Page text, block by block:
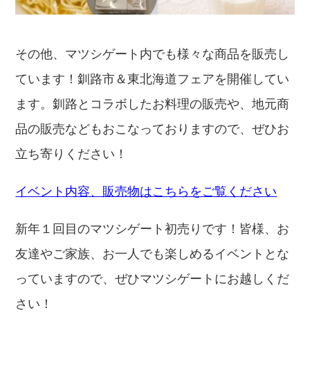
その他、マツシゲート内でも様々な商品を販売し
ています！釧路市＆東北海道フェアを開催してい
ます。釧路とコラボしたお料理の販売や、地元商
品の販売などもおこなっておりますので、ぜひお
立ち寄りください！
イベント内容、販売物はこちらをご覧ください
新年１回目のマツシゲート初売りです！皆様、お
友達やご家族、お一人でも楽しめるイベントとな
っていますので、ぜひマツシゲートにお越しくだ
さい！